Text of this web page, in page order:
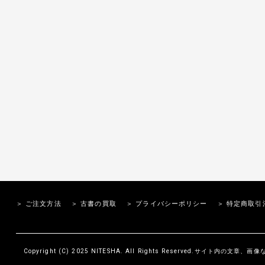
＞ ご注文方法 ＞ 古書の買取 ＞ プライバシーポリシー ＞ 特定商取引
Copyright (C) 2025 NITESHA. All Rights Reserved.サイト内の文章、画像な